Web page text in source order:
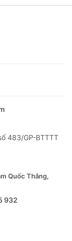
483/GP-BTTTT
Quốc Thắng,
932